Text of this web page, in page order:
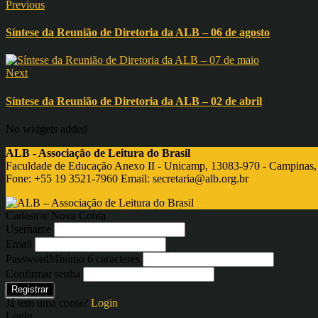
Previous
Síntese da Reunião de Diretoria da ALB – 06 de agosto
Next
Síntese da Reunião de Diretoria da ALB – 02 de abril
No widgets added
ALB - Associação de Leitura do Brasil
Faculdade de Educação Anexo II - Unicamp, 13083-970 - Campinas,
Fone: +55 19 3521-7960 Email: secretaria@alb.org.br
Cadastrar Nova Conta
Username
Email
PasswordMínimo 6 caracteres
Confirmar senha
Registrar
Já tem uma conta? Login
Login